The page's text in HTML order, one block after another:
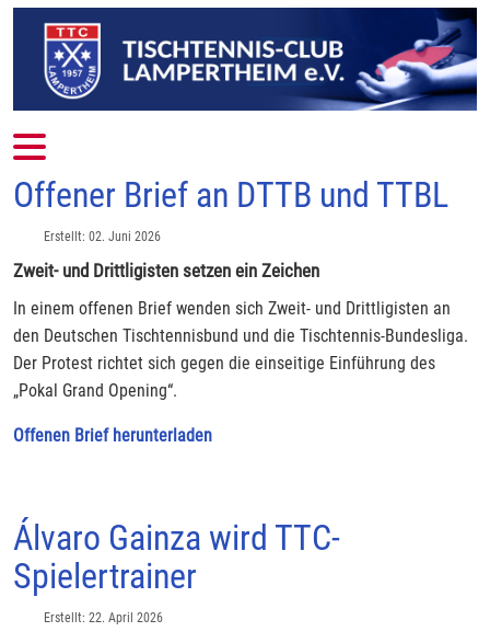
Mobile Menu Toggle
Offener Brief an DTTB und TTBL
Erstellt: 02. Juni 2026
Zweit- und Drittligisten setzen ein Zeichen
In einem offenen Brief wenden sich Zweit- und Drittligisten an
den Deutschen Tischtennisbund und die Tischtennis-Bundesliga.
Der Protest richtet sich gegen die einseitige Einführung des
„Pokal Grand Opening“.
Offenen Brief herunterladen
Álvaro Gainza wird TTC-
Spielertrainer
Erstellt: 22. April 2026